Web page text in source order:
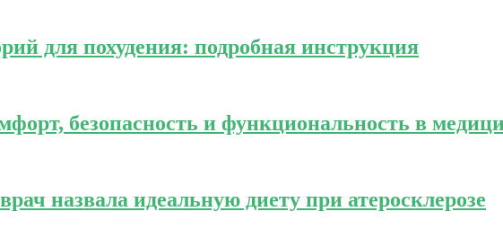
для похудения: подробная инструкция
безопасность и функциональность в
назвала идеальную диету при атеросклерозе